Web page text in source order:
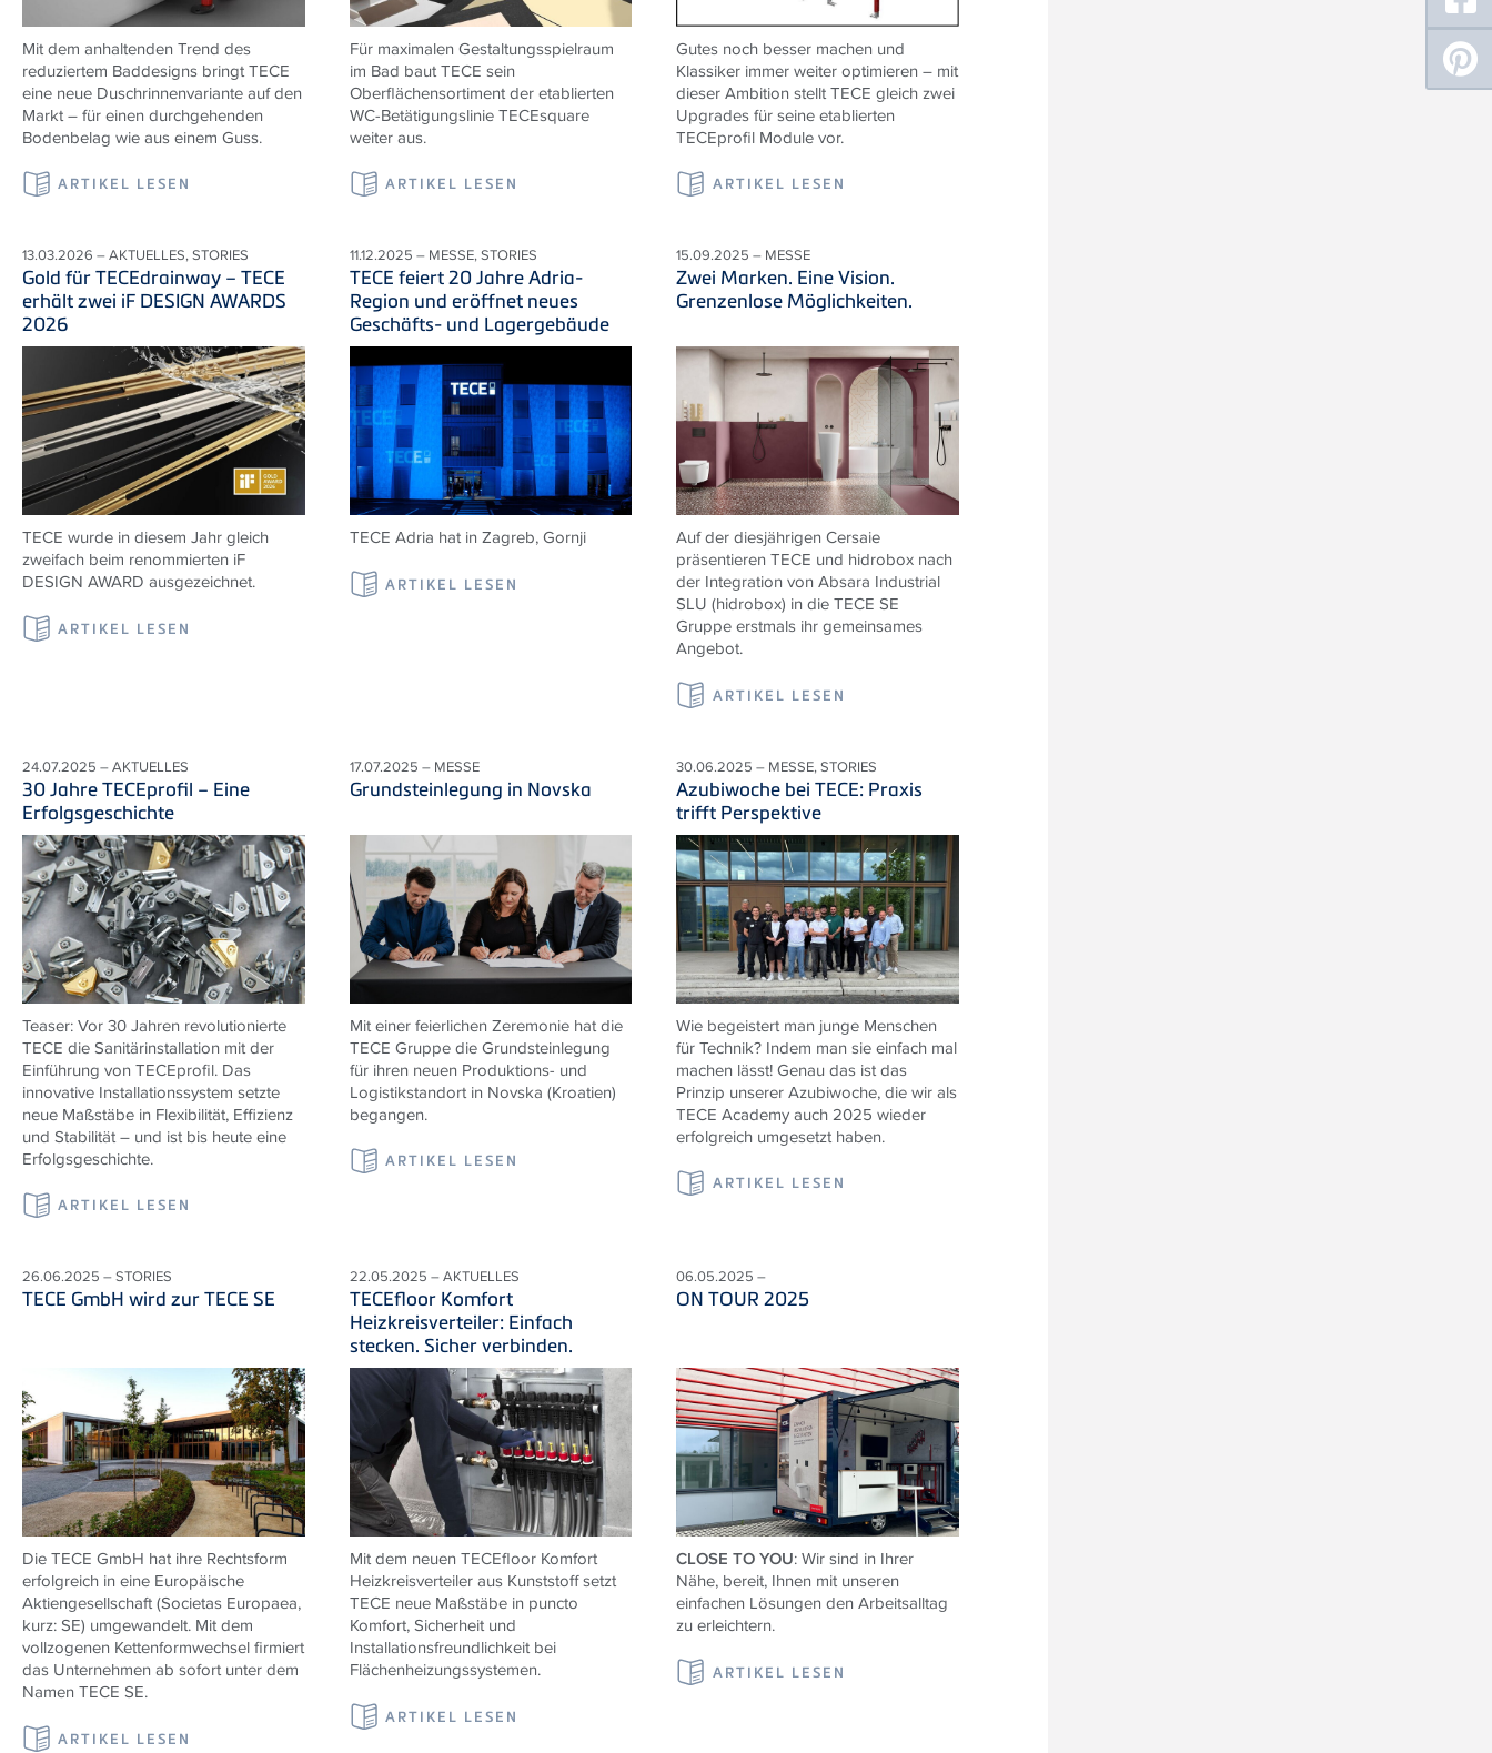
Mit dem anhaltenden Trend des
reduziertem Baddesigns bringt TECE
eine neue Duschrinnenvariante auf den
Markt – für einen durchgehenden
Bodenbelag wie aus einem Guss.
ARTIKEL LESEN
Für maximalen Gestaltungsspielraum
im Bad baut TECE sein
Oberflächensortiment der etablierten
WC-Betätigungslinie TECEsquare
weiter aus.
ARTIKEL LESEN
Gutes noch besser machen und
Klassiker immer weiter optimieren – mit
dieser Ambition stellt TECE gleich zwei
Upgrades für seine etablierten
TECEprofil Module vor.
ARTIKEL LESEN
13.03.2026 – AKTUELLES, STORIES
Gold für TECEdrainway – TECE
erhält zwei iF DESIGN AWARDS
2026
TECE wurde in diesem Jahr gleich
zweifach beim renommierten iF
DESIGN AWARD ausgezeichnet.
ARTIKEL LESEN
11.12.2025 – MESSE, STORIES
TECE feiert 20 Jahre Adria-
Region und eröffnet neues
Geschäfts- und Lagergebäude
TECE Adria hat in Zagreb,Gornji
ARTIKEL LESEN
15.09.2025 – MESSE
Zwei Marken. Eine Vision.
Grenzenlose Möglichkeiten.
Auf der diesjährigen Cersaie
präsentieren TECE und hidrobox nach
der Integration von Absara Industrial
SLU (hidrobox) in die TECE SE
Gruppe erstmals ihr gemeinsames
Angebot.
ARTIKEL LESEN
24.07.2025 – AKTUELLES
30 Jahre TECEprofil – Eine
Erfolgsgeschichte
Teaser: Vor 30 Jahren revolutionierte
TECE die Sanitärinstallation mit der
Einführung von TECEprofil. Das
innovative Installationssystem setzte
neue Maßstäbe in Flexibilität, Effizienz
und Stabilität – und ist bis heute eine
Erfolgsgeschichte.
ARTIKEL LESEN
17.07.2025 – MESSE
Grundsteinlegung in Novska
Mit einer feierlichen Zeremonie hat die
TECE Gruppe die Grundsteinlegung
für ihren neuen Produktions- und
Logistikstandort in Novska (Kroatien)
begangen.
ARTIKEL LESEN
30.06.2025 – MESSE, STORIES
Azubiwoche bei TECE: Praxis
trifft Perspektive
Wie begeistert man junge Menschen
für Technik? Indem man sie einfach mal
machen lässt! Genau das ist das
Prinzip unserer Azubiwoche, die wir als
TECE Academy auch 2025 wieder
erfolgreich umgesetzt haben.
ARTIKEL LESEN
26.06.2025 – STORIES
TECE GmbH wird zur TECE SE
Die TECE GmbH hat ihre Rechtsform
erfolgreich in eine Europäische
Aktiengesellschaft (Societas Europaea,
kurz: SE) umgewandelt. Mit dem
vollzogenen Kettenformwechsel firmiert
das Unternehmen ab sofort unter dem
Namen TECE SE.
ARTIKEL LESEN
22.05.2025 – AKTUELLES
TECEfloor Komfort
Heizkreisverteiler: Einfach
stecken. Sicher verbinden.
Mit dem neuen TECEfloor Komfort
Heizkreisverteiler aus Kunststoff setzt
TECE neue Maßstäbe in puncto
Komfort, Sicherheit und
Installationsfreundlichkeit bei
Flächenheizungssystemen.
ARTIKEL LESEN
06.05.2025 –
ON TOUR 2025
CLOSE TO YOU: Wir sind in Ihrer
Nähe, bereit, Ihnen mit unseren
einfachen Lösungen den Arbeitsalltag
zu erleichtern.
ARTIKEL LESEN